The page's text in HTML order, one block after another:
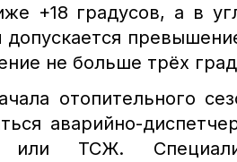
+18 градусов, а в
не больше трёх
отопительного
аварийно-
или ТСЖ.